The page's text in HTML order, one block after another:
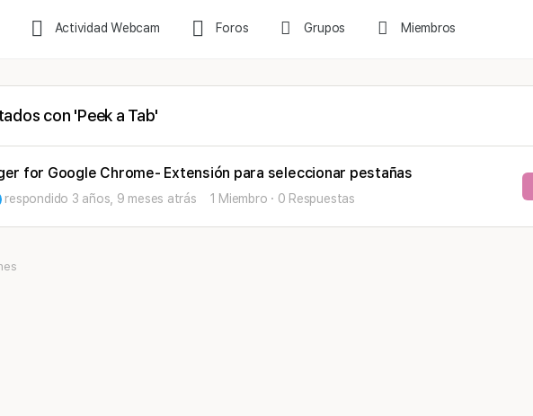
Actividad Webcam Foros Grupos Miembros
con 'Peek a Tab'
for Google Chrome- Extensión para seleccionar pestañas
respondido 3 años, 9 meses atrás 1 Miembro · 0 Respuestas